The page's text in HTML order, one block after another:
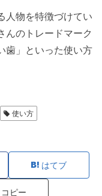
人物を特徴づけてい
んのトレードマーク
歯」といった使い方
使い方
はてブ
コピー